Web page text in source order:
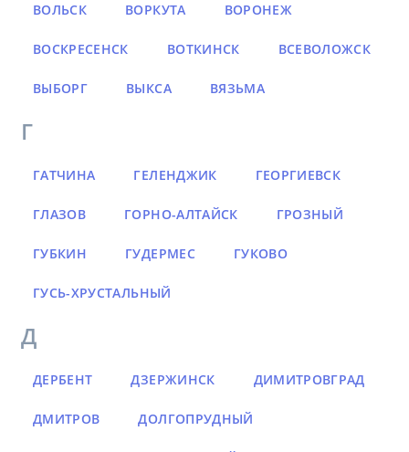
ВОЛЬСК ВОРКУТА ВОРОНЕЖ
ВОСКРЕСЕНСК ВОТКИНСК ВСЕВОЛОЖСК
ВЫБОРГ ВЫКСА ВЯЗЬМА
Г
ГАТЧИНА ГЕЛЕНДЖИК ГЕОРГИЕВСК
ГЛАЗОВ ГОРНО-АЛТАЙСК ГРОЗНЫЙ
ГУБКИН ГУДЕРМЕС ГУКОВО
ГУСЬ-ХРУСТАЛЬНЫЙ
Д
ДЕРБЕНТ ДЗЕРЖИНСК ДИМИТРОВГРАД
ДМИТРОВ ДОЛГОПРУДНЫЙ